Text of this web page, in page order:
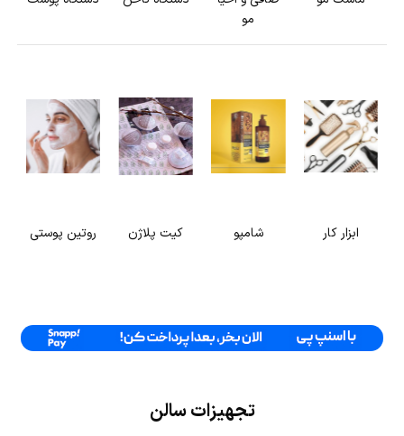
مو
ابزار کار شامپو کیت پلاژن روتین پوستی
تجهیزات سالن